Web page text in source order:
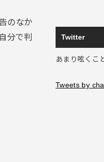
のなか
分で判
Twitter
あまり呟くこ
Tweets by